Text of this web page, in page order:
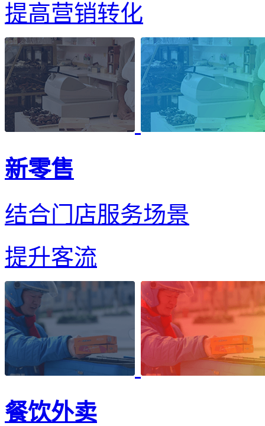
提高营销转化
新零售
结合门店服务场景
提升客流
餐饮外卖